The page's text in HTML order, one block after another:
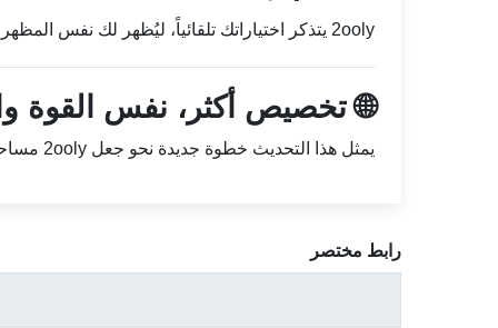
2ooly يتذكر اختياراتك تلقائياً، ليُظهر لك نفس المظهر المفضل في كل مرة تسجل الدخول فيها.
🌐 تخصيص أكثر، نفس القوة
يمثل هذا التحديث خطوة جديدة نحو جعل 2ooly مساحة عمل مرنة تتكيف مع أسلوبك وتفضيلاتك — لتمنحك تجربة استخدام عصرية ومريحة في كل مرة.
رابط مختصر